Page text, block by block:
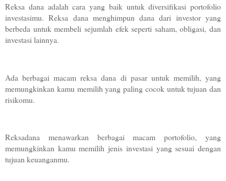
Reksa dana adalah cara yang baik untuk diversifikasi portofolio
investasimu. Reksa dana menghimpun dana dari investor yang
berbeda untuk membeli sejumlah efek seperti saham, obligasi, dan
investasi lainnya.
Ada berbagai macam reksa dana di pasar untuk memilih, yang
memungkinkan kamu memilih yang paling cocok untuk tujuan dan
risikomu.
Reksadana menawarkan berbagai macam portofolio, yang
memungkinkan kamu memilih jenis investasi yang sesuai dengan
tujuan keuanganmu.